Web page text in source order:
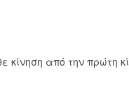
κίνηση από την πρώτη